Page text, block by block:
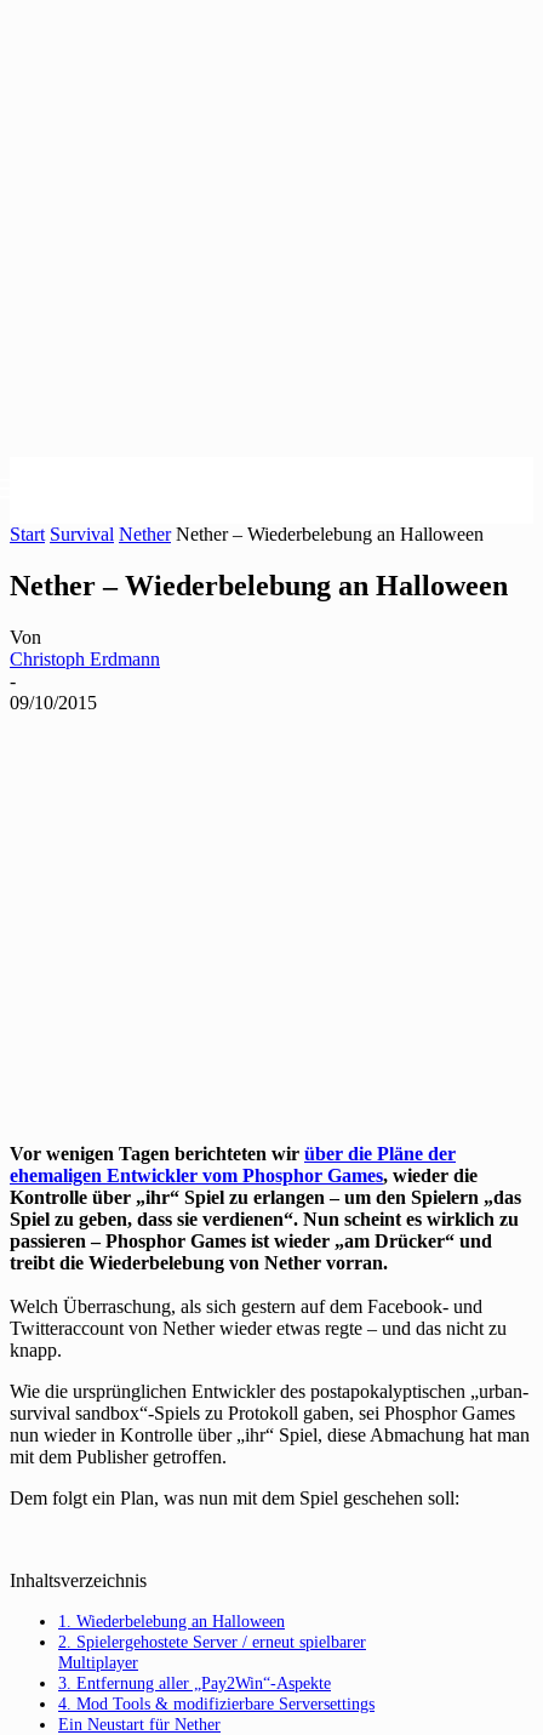
Start Survival Nether Nether – Wiederbelebung an Halloween
Nether – Wiederbelebung an Halloween
Von
Christoph Erdmann
-
09/10/2015
Vor wenigen Tagen berichteten wir über die Pläne der
ehemaligen Entwickler vom Phosphor Games, wieder die
Kontrolle über „ihr“ Spiel zu erlangen – um den Spielern „das
Spiel zu geben, dass sie verdienen“. Nun scheint es wirklich zu
passieren – Phosphor Games ist wieder „am Drücker“ und
treibt die Wiederbelebung von Nether vorran.
Welch Überraschung, als sich gestern auf dem Facebook- und
Twitteraccount von Nether wieder etwas regte – und das nicht zu
knapp.
Wie die ursprünglichen Entwickler des postapokalyptischen „urban-
survival sandbox“-Spiels zu Protokoll gaben, sei Phosphor Games
nun wieder in Kontrolle über „ihr“ Spiel, diese Abmachung hat man
mit dem Publisher getroffen.
Dem folgt ein Plan, was nun mit dem Spiel geschehen soll:
Inhaltsverzeichnis
1. Wiederbelebung an Halloween
2. Spielergehostete Server / erneut spielbarer
Multiplayer
3. Entfernung aller „Pay2Win“-Aspekte
4. Mod Tools & modifizierbare Serversettings
Ein Neustart für Nether